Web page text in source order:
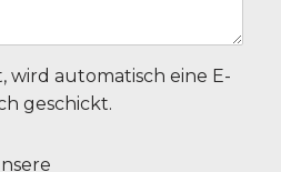
automatisch eine E-
geschickt.